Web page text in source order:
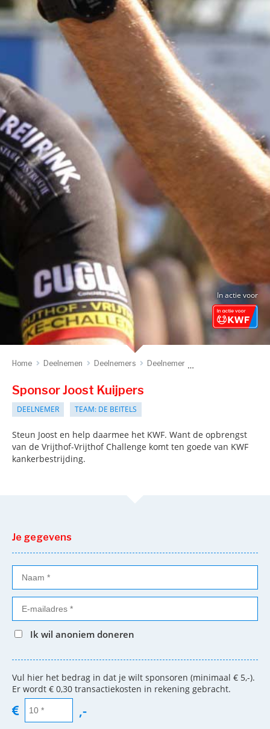
In actie voor
Home Deelnemen Deelnemers Deelnemer
Sponsor Joost Kuijpers
DEELNEMER TEAM: DE BEITELS
Steun Joost en help daarmee het KWF. Want de opbrengst
van de Vrijthof-Vrijthof Challenge komt ten goede van KWF
kankerbestrijding.
Je gegevens
Ik wil anoniem doneren
Vul hier het bedrag in dat je wilt sponsoren (minimaal € 5,-).
Er wordt € 0,30 transactiekosten in rekening gebracht.
,-